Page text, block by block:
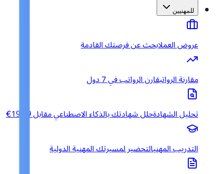
للمهنيين
عروض العملابحث عن فرصتك القادمة
مقارنة الرواتبقارن الرواتب في 7 دول
تحليل الشهادةحلل شهادتك بالذكاء الاصطناعي مقابل 19.99€
التدريب المهنيالتحضير لمسيرتك المهنية الدولية